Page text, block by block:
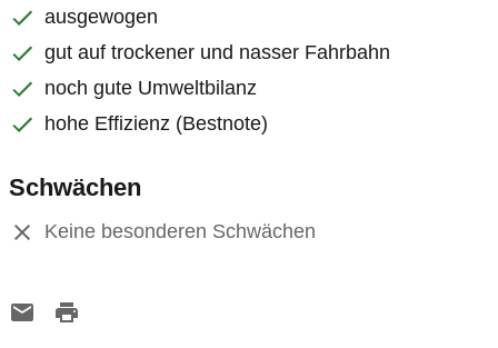
ausgewogen
gut auf trockener und nasser Fahrbahn
noch gute Umweltbilanz
hohe Effizienz (Bestnote)
Schwächen
Keine besonderen Schwächen